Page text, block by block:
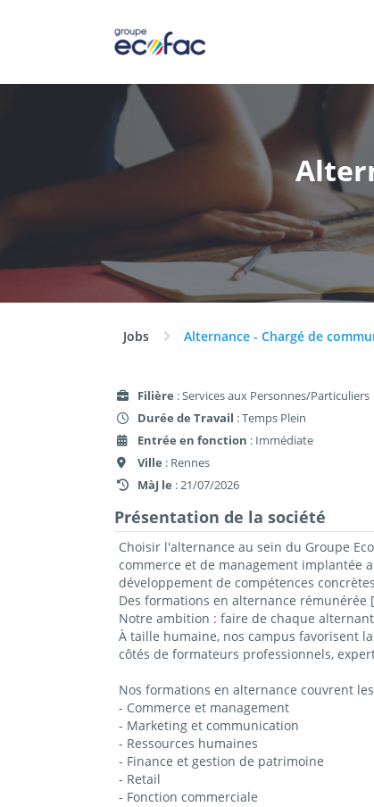
Jobs Alternance - Chargé de
Filière : Services aux Personnes/Particuliers
Durée de Travail : Temps Plein
Entrée en fonction : Immédiate
Ville : Rennes
MàJ le : 21/07/2026
Présentation de la société
Choisir l'alternance au sein du Groupe
commerce et de management implantée
développement de compétences
Des formations en alternance
Notre ambition : faire de chaque
À taille humaine, nos campus favorisent
côtés de formateurs professionnels,
Nos formations en alternance couvrent
- Commerce et management
- Marketing et communication
- Ressources humaines
- Finance et gestion de patrimoine
- Retail
- Fonction commerciale